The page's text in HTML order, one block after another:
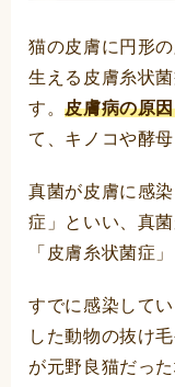
猫の皮膚に円形
生える皮膚糸状
す。皮膚病の原
て、キノコや酵
真菌が皮膚に感
症」といい、真
「皮膚糸状菌症
すでに感染して
した動物の抜け
が元野良猫だっ